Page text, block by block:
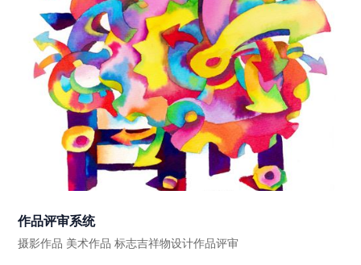
作品评审系统
摄影作品 美术作品 标志吉祥物设计作品评审